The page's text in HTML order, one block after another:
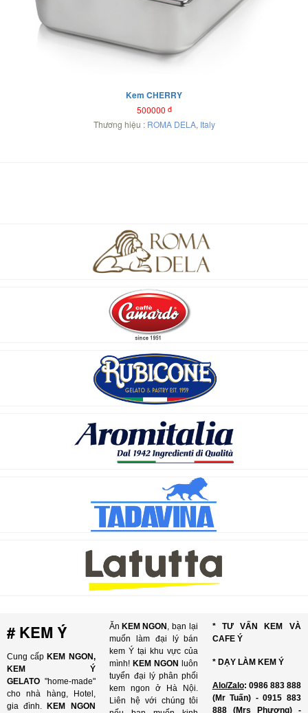
Kem CHERRY
500000 đ
Thương hiệu : ROMA DELA, Italy
# KEM Ý
Cung cấp KEM NGON,
KEM Ý
GELATO "home-made"
cho nhà hàng, Hotel,
gia đình.
KEM NGON
Ăn KEM NGON , bạn lại
muốn làm đại lý bán
kem Ý tại khu vực của
mình! KEM NGON
luôn
tuyển đại lý phân phối
kem ngon ở Hà Nội.
Liên hệ với chúng tôi
* TƯ VẤN KEM VÀ
CAFE Ý
* DẠY LÀM KEM Ý
Alo/Zalo: 0986 883 888
(Mr Tuấn) - 0915 883
888 (Mrs Phương) -